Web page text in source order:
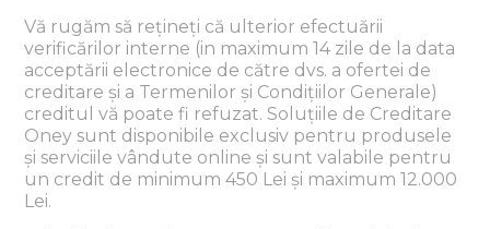
Vă rugăm să rețineți că ulterior efectuării
verificărilor interne (in maximum 14 zile de la data
acceptării electronice de către dvs. a ofertei de
creditare și a Termenilor și Condițiilor Generale)
creditul vă poate fi refuzat. Soluțiile de Creditare
Oney sunt disponibile exclusiv pentru produsele
și serviciile vândute online și sunt valabile pentru
un credit de minimum 450 Lei și maximum 12.000
Lei.